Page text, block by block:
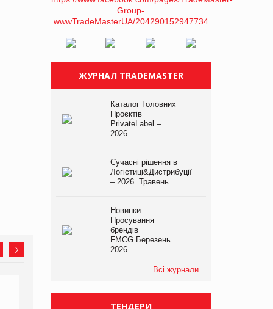
ЖУРНАЛ TRADEMASTER
Каталог Головних
Проєктів
PrivateLabel –
2026
Сучасні рішення в
Логістиці&Дистрибуції
– 2026. Травень
Новинки.
Просування
брендів
FMCG.Березень
2026
Всі журнали
ТЕНДЕРИ